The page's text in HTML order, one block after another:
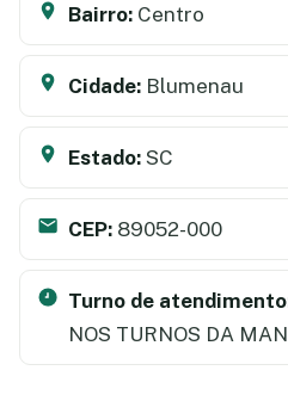
Bairro: Centro
Cidade: Blumenau
Estado: SC
CEP: 89052-000
Turno de
NOS TURNOS DA